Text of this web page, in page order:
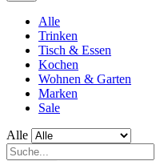
Alle
Trinken
Tisch & Essen
Kochen
Wohnen & Garten
Marken
Sale
Alle